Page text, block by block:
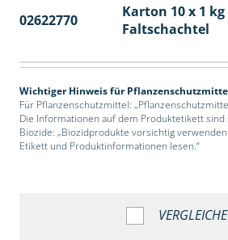
02622770
Karton 10 x 1 kg
Faltschachtel
Wichtiger Hinweis für
Für Pflanzenschutzmittel:
Die Informationen auf dem Produktetikett sind
Biozide: „Biozidprodukte vorsichtig
Etikett und Produktinformationen lesen.“